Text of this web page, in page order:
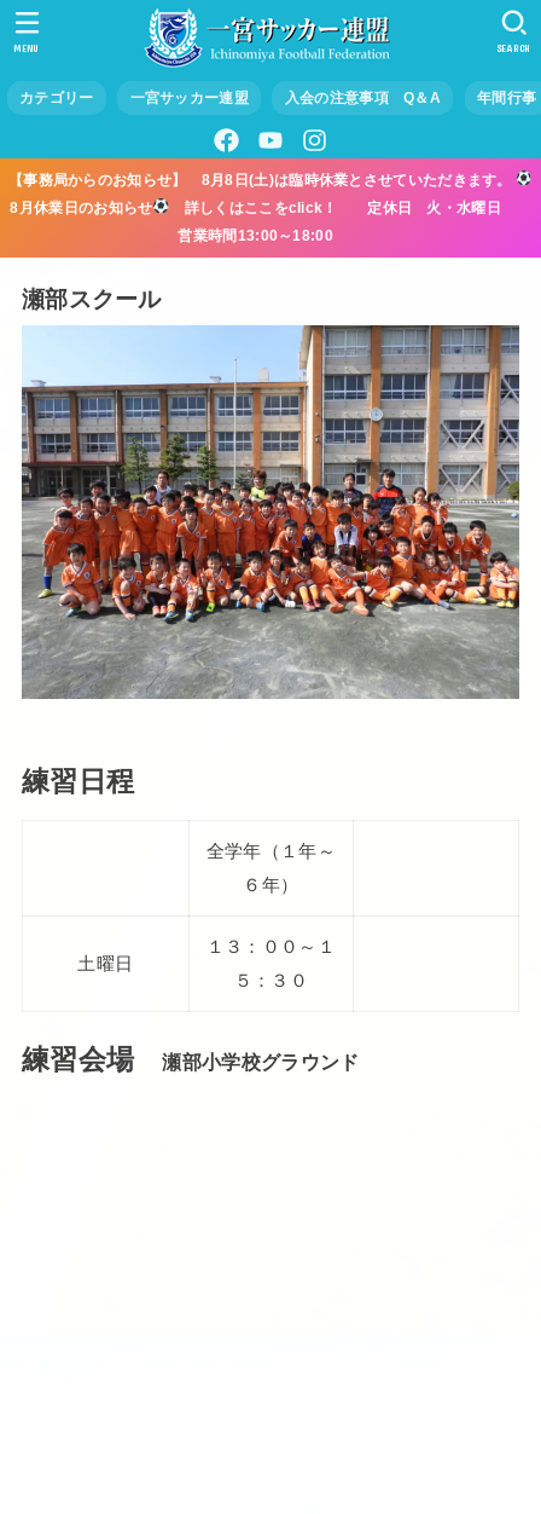
カテゴリー 一宮サッカー連盟 入会の注意事項 Q＆A 年間行事
SEARCH
MENU
【事務局からのお知らせ】 8月8日(土)は臨時休業とさせていただきます。
8月休業日のお知らせ
詳しくはここをclick！ 定休日 火・水曜日
営業時間13:00～18:00
瀬部スクール
練習日程
全学年（１年～
６年）
土曜日
１３：００～１
５：３０
練習会場瀬部小学校グラウンド